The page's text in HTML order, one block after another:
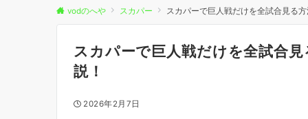
vodのへや スカパー スカパーで巨人戦だけを全試合見る
スカパーで巨人戦だけを全試合
説！
2026年2月7日